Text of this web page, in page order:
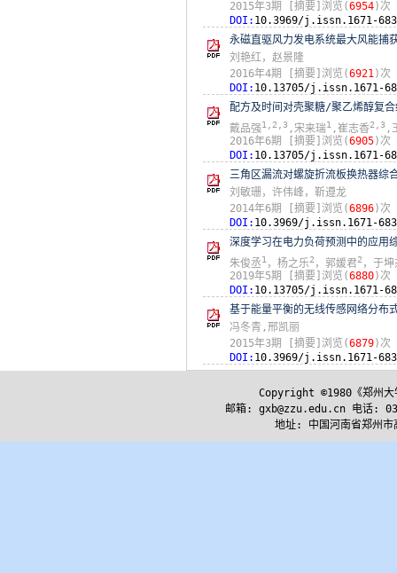
2015年3期
[摘要]浏览(6954)次
DOI: 10.3969/j.issn.1671-
永磁直驱风力发电系统最大风能捕
刘艳红，赵景隆
2016年4期
[摘要]浏览(6921)次
DOI: 10.13705/j.issn.1671-
配方及时间对壳聚糖/聚乙烯醇复
戴品强1,2,3 ,宋来瑞1 ,崔志香2,3 ,
2016年6期
[摘要]浏览(6905)次
DOI: 10.13705/j.issn.1671-
三角区漏流对螺旋折流板换热器综
刘敏珊，许伟峰，靳遵龙
2014年6期
[摘要]浏览(6896)次
DOI: 10.3969/j.issn.1671-
深度学习在电力负荷预测中的应用
朱俊丞1 ，杨之乐2 ，郭媛君2 ，于坤
2019年5期
[摘要]浏览(6880)次
DOI: 10.13705/j.issn.1671-
基于能量平衡的无线传感网络分布
冯冬青,邢凯丽
2015年3期
[摘要]浏览(6879)次
DOI: 10.3969/j.issn.1671-
Copyright ©1980《郑州大
邮箱: gxb@zzu.edu.cn 电话:
地址: 中国河南省郑州市